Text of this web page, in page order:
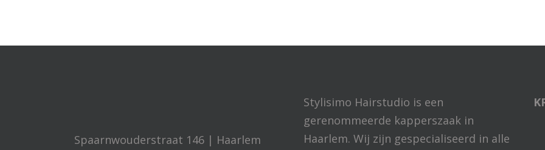
Spaarnwouderstraat 146 | Haarlem
Stylisimo Hairstudio is een
gerenommeerde kapperszaak in
Haarlem. Wij zijn gespecialiseerd in alle